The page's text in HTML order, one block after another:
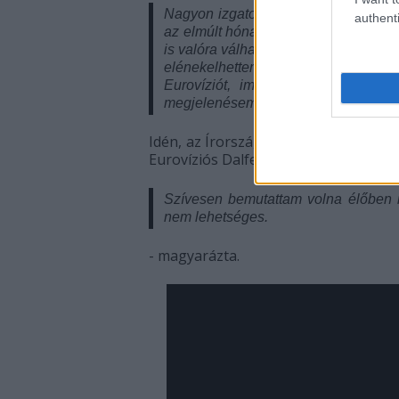
Nagyon izgatott vagyok emiatt a
az elmúlt hónapokban kialakult
is valóra válhatott: dolgozhattam a
elénekelhettem egy Eurovízió-
Eurovíziót, imádom a mi
megjelenésem, amellyel főállású
Idén, az Írország által támogatott
Eurovíziós Dalfesztiválon.
Szívesen bemutattam volna
nem lehetséges.
- magyarázta.